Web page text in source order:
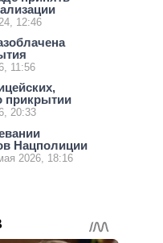
12:46
11:56
прикрытии
20:33
Нацполиции
2026, 18:16